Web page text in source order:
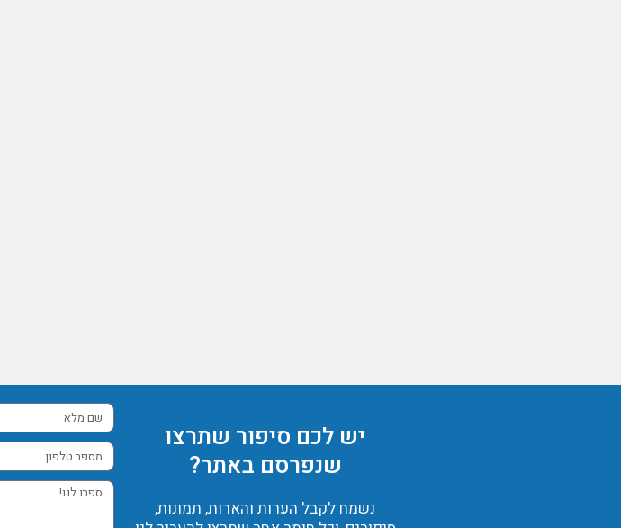
יש לכם סיפור שתרצו
שנפרסם באתר?
נשמח לקבל הערות והארות, תמונות,
שם
מלא
מספר
טלפון
ספרו